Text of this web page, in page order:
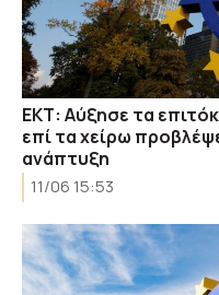
ΕΚΤ: Αύξησε τα
επί τα χείρω
ανάπτυξη
11/06 15:53